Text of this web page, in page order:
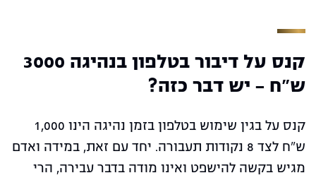
קנס על דיבור בטלפון בנהיגה 3000
ש"ח - יש דבר כזה?
קנס על בגין שימוש בטלפון בזמן נהיגה הינו 1,000
ש"ח לצד 8 נקודות תעבורה. יחד עם זאת, במידה ואדם
מגיש בקשה להישפט ואינו מודה בדבר עבירה, הרי